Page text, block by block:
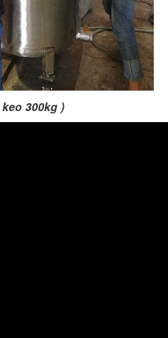
300kg )